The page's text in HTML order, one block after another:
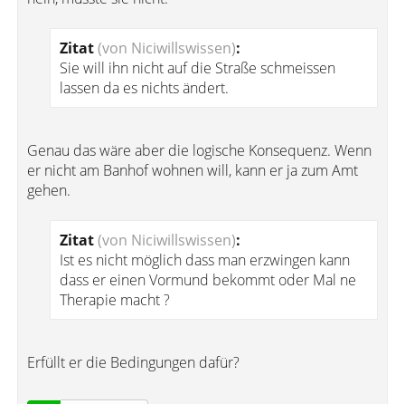
Zitat(von Niciwillswissen):
Sie will ihn nicht auf die Straße schmeissen
lassen da es nichts ändert.
Genau das wäre aber die logische Konsequenz. Wenn
er nicht am Banhof wohnen will, kann er ja zum Amt
gehen.
Zitat(von Niciwillswissen):
Ist es nicht möglich dass man erzwingen kann
dass er einen Vormund bekommt oder Mal ne
Therapie macht ?
Erfüllt er die Bedingungen dafür?